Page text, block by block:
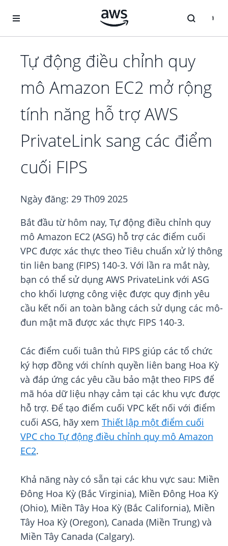
Tự động điều chỉnh quy
mô Amazon EC2 mở rộng
tính năng hỗ trợ AWS
PrivateLink sang các điểm
cuối FIPS
Ngày đăng: 29 Th09 2025
Bắt đầu từ hôm nay, Tự động điều chỉnh quy
mô Amazon EC2 (ASG) hỗ trợ các điểm cuối
VPC được xác thực theo Tiêu chuẩn xử lý thông
tin liên bang (FIPS) 140-3. Với lần ra mắt này,
bạn có thể sử dụng AWS PrivateLink với ASG
cho khối lượng công việc được quy định yêu
cầu kết nối an toàn bằng cách sử dụng các mô-
đun mật mã được xác thực FIPS 140-3.
Các điểm cuối tuân thủ FIPS giúp các tổ chức
ký hợp đồng với chính quyền liên bang Hoa Kỳ
và đáp ứng các yêu cầu bảo mật theo FIPS để
mã hóa dữ liệu nhạy cảm tại các khu vực được
hỗ trợ. Để tạo điểm cuối VPC kết nối với điểm
cuối ASG, hãy xem Thiết lập một điểm cuối
VPC cho Tự động điều chỉnh quy mô Amazon
EC2.
Khả năng này có sẵn tại các khu vực sau: Miền
Đông Hoa Kỳ (Bắc Virginia), Miền Đông Hoa Kỳ
(Ohio), Miền Tây Hoa Kỳ (Bắc California), Miền
Tây Hoa Kỳ (Oregon), Canada (Miền Trung) và
Miền Tây Canada (Calgary).